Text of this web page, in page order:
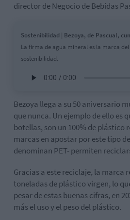
director de Negocio de Bebidas
Sostenibilidad | Bezoya, de Pascual,
La firma de agua mineral es la marca
sostenibilidad.
Bezoya llega a su 50 aniversario
que nunca. Un ejemplo de ello es
botellas, son un 100% de plástico
marcas en apostar por este tipo
denominan PET- permiten
Gracias a este reciclaje, la marca
toneladas de plástico virgen, lo
pesar de estas buenas cifras, en
más el uso y el peso del plástico.